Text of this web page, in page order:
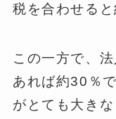
税を合わせると
この一方で、
あれば約30％
がとても大き